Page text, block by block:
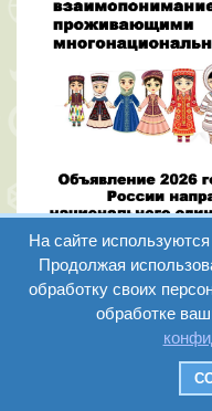
На сайте
Продолжая
обработку своих
обработке